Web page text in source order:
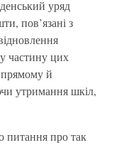
уряд
пов’язані з
частину цих
прямому й
утримання шкіл,
питання про так